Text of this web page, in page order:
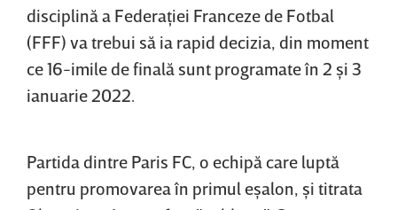
disciplină a Federaţiei Franceze de Fotbal
(FFF) va trebui să ia rapid decizia, din moment
ce 16-imile de finală sunt programate în 2 şi 3
ianuarie 2022.
Partida dintre Paris FC, o echipă care luptă
pentru promovarea în primul eşalon, şi titrata